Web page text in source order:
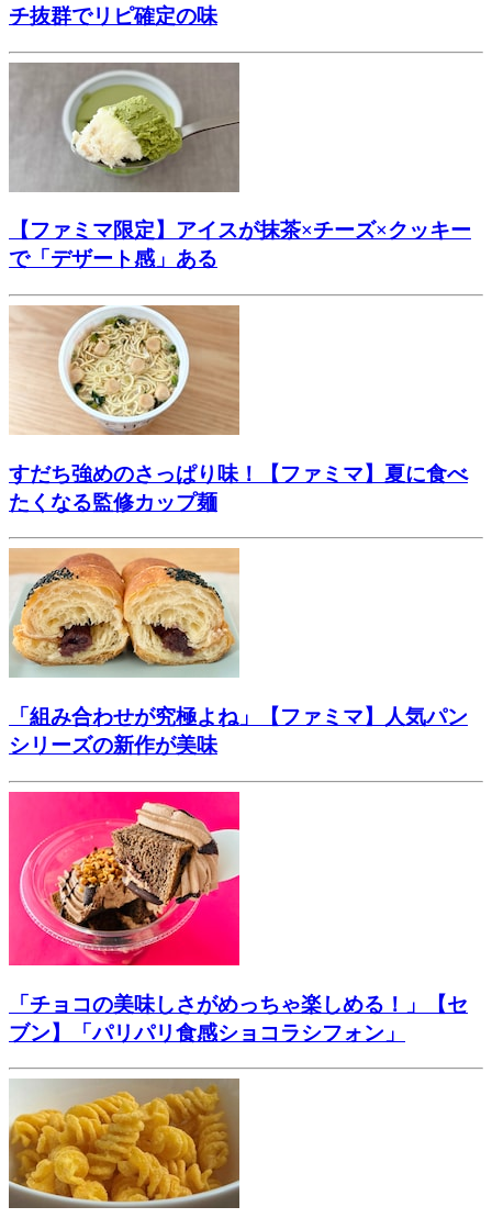
チ抜群でリピ確定の味
【ファミマ限定】アイスが抹茶×チーズ×クッキー
で「デザート感」ある
すだち強めのさっぱり味！【ファミマ】夏に食べ
たくなる監修カップ麺
「組み合わせが究極よね」【ファミマ】人気パン
シリーズの新作が美味
「チョコの美味しさがめっちゃ楽しめる！」【セ
ブン】「パリパリ食感ショコラシフォン」